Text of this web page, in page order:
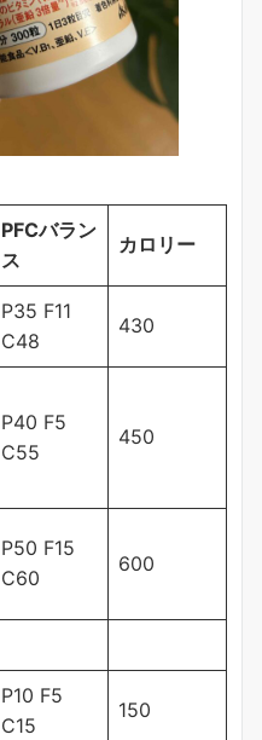
PFCバラン
ス
カロリー
P35 F11
C48
430
P40 F5
C55
450
P50 F15
C60
600
P10 F5
C15
150